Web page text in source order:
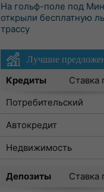
На гольф-поле под
открыли бесплатную
трассу
Лучшие
Кредиты
Ставка
Потребительский
Автокредит
Недвижимость
Депозиты
Ставка